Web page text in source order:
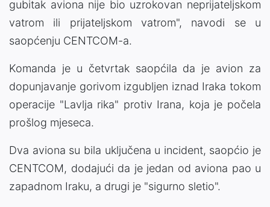
gubitak aviona nije bio uzrokovan neprijateljskom
vatrom ili prijateljskom vatrom", navodi se u
saopćenju CENTCOM-a.
Komanda je u četvrtak saopćila da je avion za
dopunjavanje gorivom izgubljen iznad Iraka tokom
operacije "Lavlja rika" protiv Irana, koja je počela
prošlog mjeseca.
Dva aviona su bila uključena u incident, saopćio je
CENTCOM, dodajući da je jedan od aviona pao u
zapadnom Iraku, a drugi je "sigurno sletio".